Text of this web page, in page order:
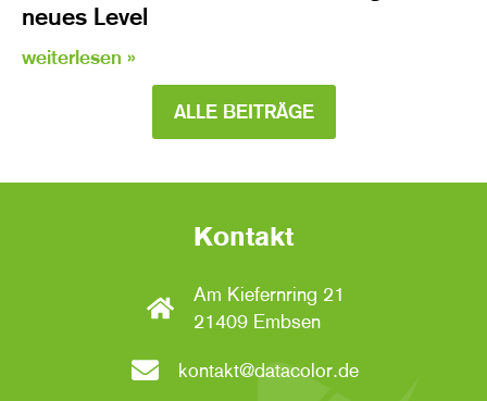
neues Level
weiterlesen »
ALLE BEITRÄGE
Kontakt
Am Kiefernring 21
21409 Embsen
kontakt@datacolor.de